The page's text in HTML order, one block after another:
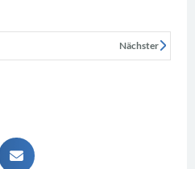
Nächster